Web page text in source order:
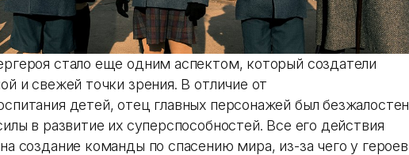
стало еще одним аспектом, который создатели
и свежей точки зрения. В отличие от
детей, отец главных персонажей был безжалостен
в развитие их суперспособностей. Все его действия
создание команды по спасению мира, из-за чего у героев